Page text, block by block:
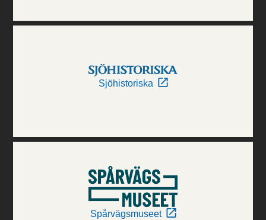
Sjöhistoriska
Spårvägsmuseet